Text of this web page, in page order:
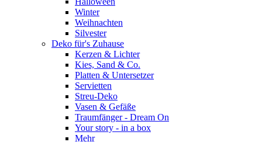
Winter
Weihnachten
Silvester
Deko für's Zuhause
Kerzen & Lichter
Kies, Sand & Co.
Platten & Untersetzer
Servietten
Streu-Deko
Vasen & Gefäße
Traumfänger - Dream On
Your story - in a box
Mehr